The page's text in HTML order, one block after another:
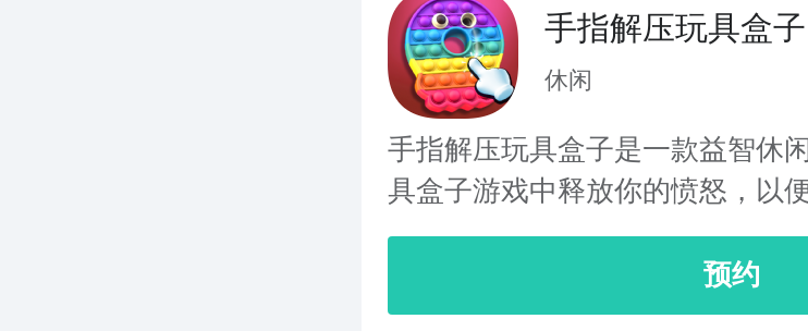
手指解压玩具盒子
休闲
手指解压玩具盒子是一款益智休
具盒子游戏中释放你的愤怒，以
预约